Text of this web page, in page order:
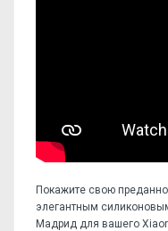
Покажите свою
элегантным
Мадрид для вашего